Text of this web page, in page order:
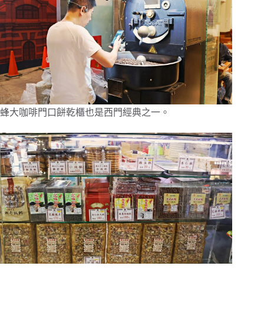
蜂大咖啡門口餅乾櫃也是西門經典之一。